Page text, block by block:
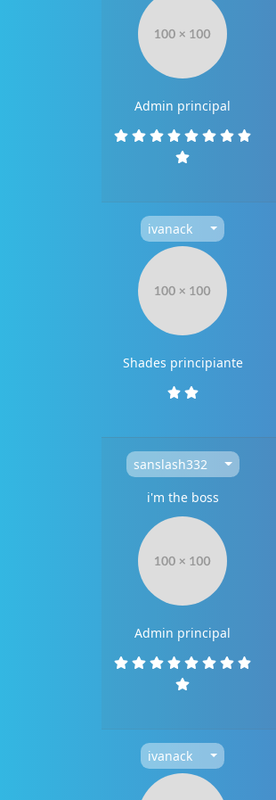
Admin principal
ivanack
Shades principiante
sanslash332
i'm the boss
Admin principal
ivanack